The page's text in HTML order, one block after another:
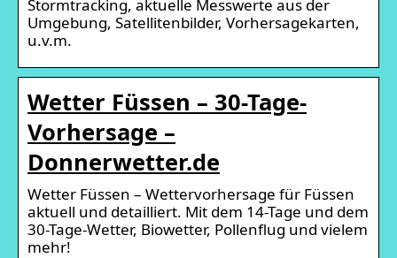
Stormtracking, aktuelle Messwerte aus der
Umgebung, Satellitenbilder, Vorhersagekarten,
u.v.m.
Wetter Füssen – 30-Tage-
Vorhersage –
Donnerwetter.de
Wetter Füssen – Wettervorhersage für Füssen
aktuell und detailliert. Mit dem 14-Tage und dem
30-Tage-Wetter, Biowetter, Pollenflug und vielem
mehr!